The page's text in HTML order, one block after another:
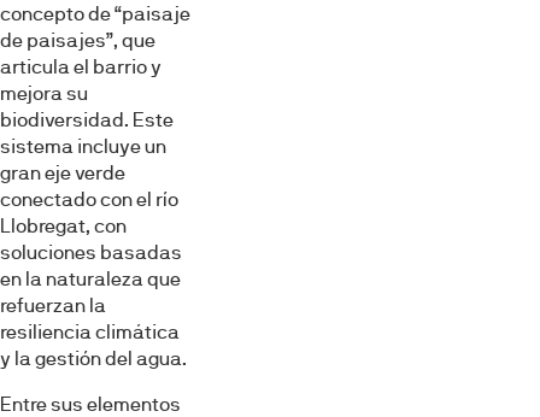
concepto de “paisaje
de paisajes”, que
articula el barrio y
mejora su
biodiversidad. Este
sistema incluye un
gran eje verde
conectado con el río
Llobregat, con
soluciones basadas
en la naturaleza que
refuerzan la
resiliencia climática
y la gestión del agua.
Entre sus elementos